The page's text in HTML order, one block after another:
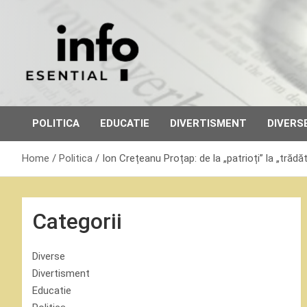
POLITICA EDUCATIE DIVERTISMENT
Home Politica Ion Crețeanu Proțap: de la „patrioți” la
Categorii
Diverse
Divertisment
Educatie